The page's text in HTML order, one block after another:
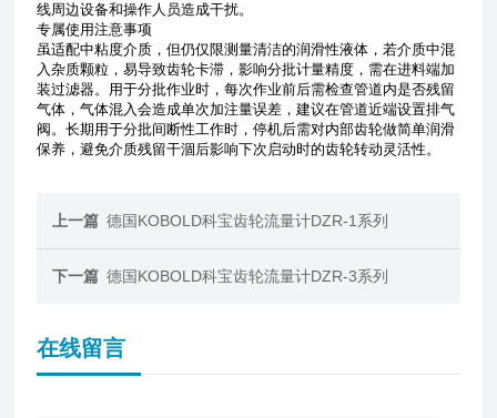
线周边设备和操作人员造成干扰。
专属使用注意事项
虽适配中粘度介质，但仍仅限测量清洁的润滑性液体，若介质中混
入杂质颗粒，易导致齿轮卡滞，影响分批计量精度，需在进料端加
装过滤器。用于分批作业时，每次作业前后需检查管道内是否残留
气体，气体混入会造成单次加注量误差，建议在管道近端设置排气
阀。长期用于分批间断性工作时，停机后需对内部齿轮做简单润滑
保养，避免介质残留干涸后影响下次启动时的齿轮转动灵活性。
上一篇 德国KOBOLD科宝齿轮流量计DZR-1系列
下一篇 德国KOBOLD科宝齿轮流量计DZR-3系列
在线留言